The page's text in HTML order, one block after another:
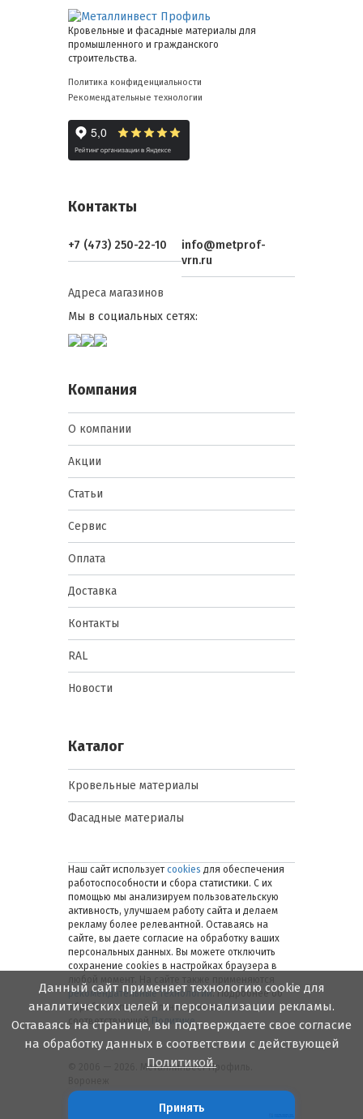
Кровельные и фасадные материалы для
промышленного и гражданского
строительства.
Политика конфиденциальности
Рекомендательные технологии
Контакты
+7 (473) 250-22-10
info@metprof-
vrn.ru
Адреса магазинов
Мы в социальных сетях:
Компания
О компании
Акции
Статьи
Сервис
Оплата
Доставка
Контакты
RAL
Новости
Каталог
Кровельные материалы
Фасадные материалы
Наш сайт использует cookies для обеспечения
работоспособности и сбора статистики. С их
помощью мы анализируем пользовательскую
активность, улучшаем работу сайта и делаем
рекламу более релевантной. Оставаясь на
сайте, вы даете согласие на обработку ваших
персональных данных. Вы можете отключить
сохранение cookies в настройках браузера в
рекомендательные технологии. Подробнее об
обработке персональных данных — в
соответствующей
Политике.
© 2006 — 2026. Металлинвест Профиль.
Данный сайт применяет технологию cookie для
аналитических целей и персонализации рекламы.
Оставаясь на странице, вы подтверждаете свое согласие
на обработку данных в соответствии с действующей
Политикой.
Принять